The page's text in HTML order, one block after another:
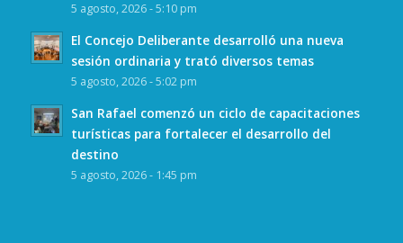
5 agosto, 2026 - 5:10 pm
El Concejo Deliberante desarrolló una nueva
sesión ordinaria y trató diversos temas
5 agosto, 2026 - 5:02 pm
San Rafael comenzó un ciclo de capacitaciones
turísticas para fortalecer el desarrollo del
destino
5 agosto, 2026 - 1:45 pm